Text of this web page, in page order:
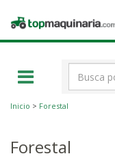
Topmaquinaria.com
Inicio > Forestal
Forestal